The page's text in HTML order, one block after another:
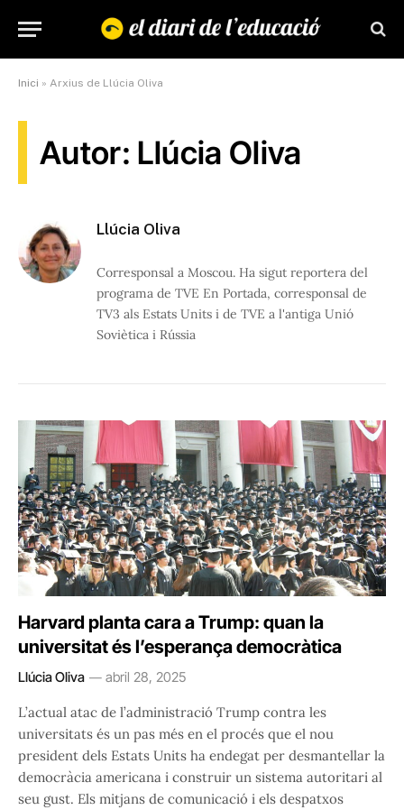
Inici » Arxius de Llúcia Oliva
Autor: Llúcia Oliva
Llúcia Oliva
Corresponsal a Moscou. Ha sigut reportera del
programa de TVE En Portada, corresponsal de
TV3 als Estats Units i de TVE a l'antiga Unió
Soviètica i Rússia
Harvard planta cara a Trump: quan la
universitat és l’esperança democràtica
Llúcia Oliva abril 28, 2025
L’actual atac de l’administració Trump contra les
universitats és un pas més en el procés que el nou
president dels Estats Units ha endegat per desmantellar la
democràcia americana i construir un sistema autoritari al
seu gust. Els mitjans de comunicació i els despatxos